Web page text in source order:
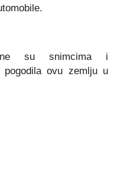
su snimcima i
pogodila ovu zemlju u